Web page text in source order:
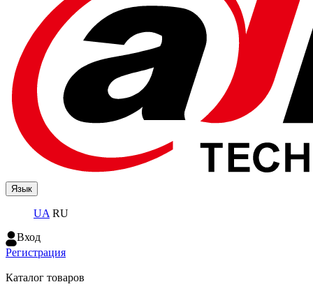
Язык
UA RU
Вход
Регистрация
Каталог товаров